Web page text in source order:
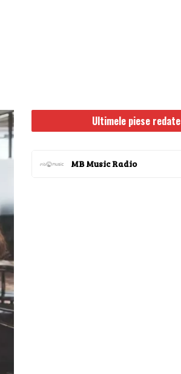
Ultimele piese redate
MB Music Radio